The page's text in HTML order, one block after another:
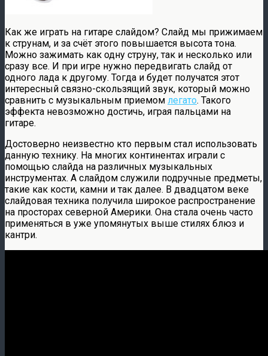
Как же играть на гитаре слайдом? Слайд мы прижимаем
к струнам, и за счёт этого повышается высота тона.
Можно зажимать как одну струну, так и несколько или
сразу все. И при игре нужно передвигать слайд от
одного лада к другому. Тогда и будет получатся этот
интересный связно-скользящий звук, который можно
сравнить с музыкальным приемом легато. Такого
эффекта невозможно достичь, играя пальцами на
гитаре.
Достоверно неизвестно кто первым стал использовать
данную технику. На многих континентах играли с
помощью слайда на различных музыкальных
инструментах. А слайдом служили подручные предметы,
такие как кости, камни и так далее. В двадцатом веке
слайдовая техника получила широкое распространение
на просторах северной Америки. Она стала очень часто
применяться в уже упомянутых выше стилях блюз и
кантри.